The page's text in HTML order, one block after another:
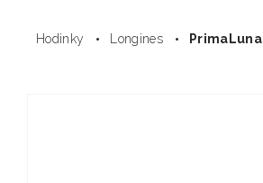
Hodinky Longines PrimaLuna